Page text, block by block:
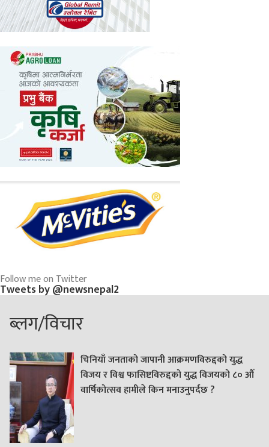
Follow me on Twitter
Tweets by @newsnepal2
ब्लग/विचार
चिनियाँ जनताको जापानी आक्रमणविरुद्दको युद्ध
विजय र विश्व फासिष्टविरुद्दको युद्ध विजयको ८० औं
वार्षिकोत्सव हामीले किन मनाउनुपर्दछ ?